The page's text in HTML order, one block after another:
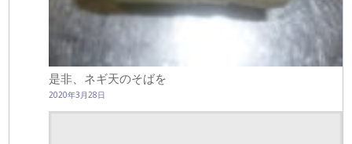
是非、ネギ天のそばを
2020年3月28日